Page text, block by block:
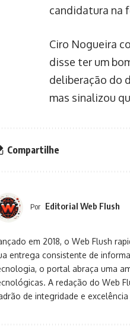
candidatura na
Ciro Nogueira
disse ter um
deliberação do
mas sinalizou
Compartilhe
Por Editorial Web Flush
em 2018, o Web Flush
entrega consistente de
o portal abraça uma
A redação do Web
de integridade e